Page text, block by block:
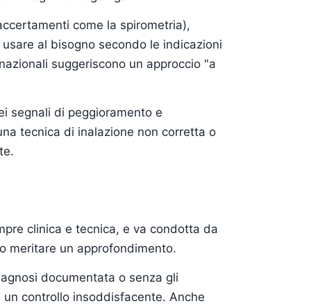
come la spirometria),
al bisogno secondo le indicazioni
suggeriscono un approccio "a
segnali di peggioramento e
tecnica di inalazione non corretta o
clinica e tecnica, e va condotta da
meritare un approfondimento.
documentata o senza gli
controllo insoddisfacente. Anche